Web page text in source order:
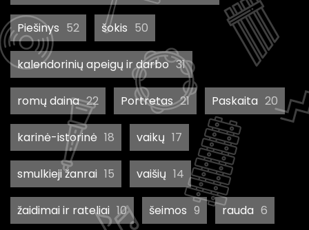
Piešinys 52 šokis 50
kalendorinių apeigų ir darbo 31
romų daina 22 Portretas 21 Paskaita 20
karinė-istorinė 18 vaikų 17
smulkieji žanrai 15 vaišių 14
žaidimai ir rateliai 10 šeimos 9 rauda 6